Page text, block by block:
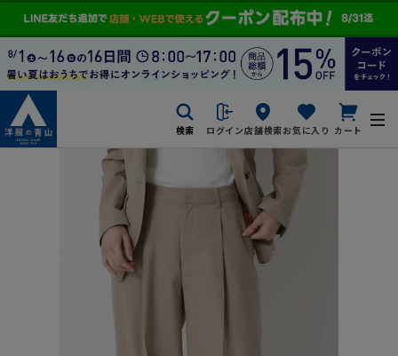
検索 ログイン店舗検索お気に入り カート